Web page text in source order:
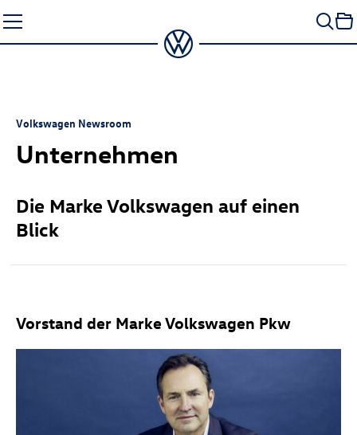
Seiteninhalt
springen
Volkswagen Newsroom
Unternehmen
Die Marke Volkswagen auf einen
Blick
Vorstand der Marke Volkswagen Pkw